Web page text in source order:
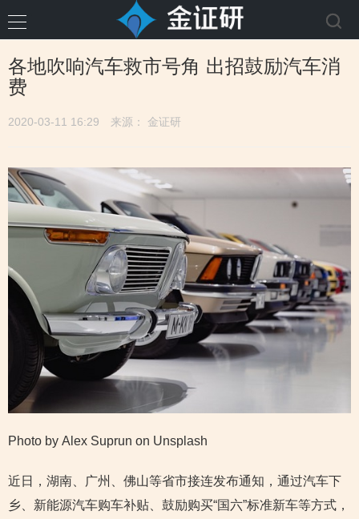
各地吹响汽车救市号角 出招鼓励汽车消
费
2020-03-11 16:29 来源： 金证研
Photo by Alex Suprun on Unsplash
近日，湖南、广州、佛山等省市接连发布通知，通过汽车下
乡、新能源汽车购车补贴、鼓励购买“国六”标准新车等方式，